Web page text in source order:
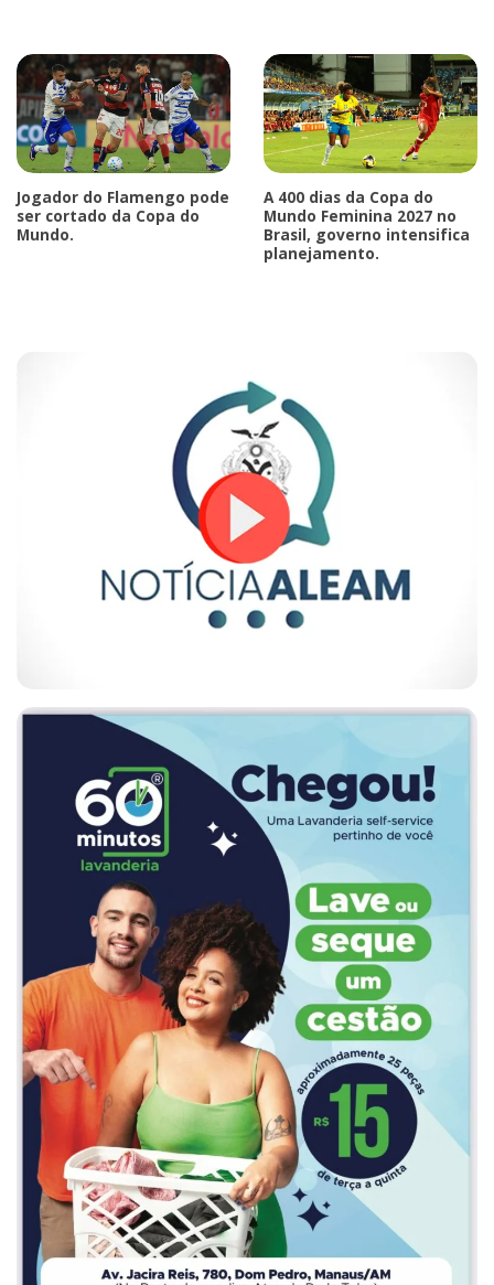
Jogador do Flamengo pode
ser cortado da Copa do
Mundo.
A 400 dias da Copa do
Mundo Feminina 2027 no
Brasil, governo intensifica
planejamento.